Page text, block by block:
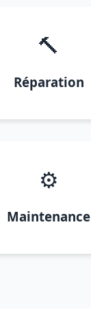
🔨
Réparation
⚙️
Maintenance